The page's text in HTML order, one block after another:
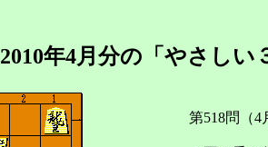
2010年4月分の「やさしい
第518問（4